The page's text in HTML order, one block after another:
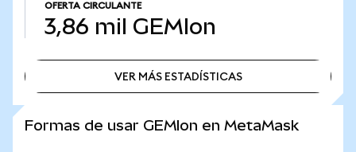
OFERTA CIRCULANTE
3,86 mil GEMIon
VER MÁS ESTADÍSTICAS
Formas de usar GEMIon en MetaMask